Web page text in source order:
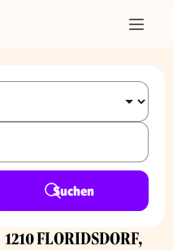
Suchen
1210 FLORIDSDORF,